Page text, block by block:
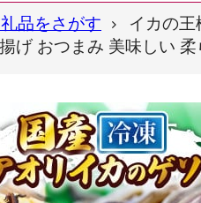
品をさがす
イカの
げ おつまみ 美味しい 柔